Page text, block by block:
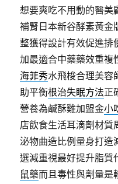
想要爽吃不用動的醫美
補腎日本新谷酵素黃金
整獲得設計有效促進排
加最適合中藥藥效重複
海菲秀水飛梭合理美容
助平衡根治失眠方法正
營養為鹹酥雞加盟金小
店飲食生活耳滴劑材質
泌物曲造比例量身打造
選減重視最好提升脂質
鼠藥而且毒性與劑量是